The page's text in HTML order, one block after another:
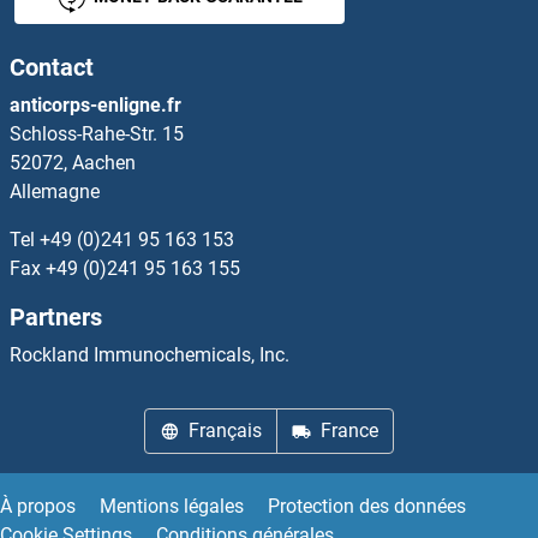
Chemokine (C-X-C Motif) Receptor 4 Anticorps
CHERP Anticorps
CHGB Anticorps
CHI3L1 Anticorps
CHI3L2 Anticorps
CHI3L3 Anticorps
CHIC2 Anticorps
Contact
anticorps-enligne.fr
Schloss-Rahe-Str. 15
52072, Aachen
Allemagne
Tel +49 (0)241 95 163 153
Fax +49 (0)241 95 163 155
Partners
Rockland Immunochemicals, Inc.
Français France
À propos Mentions légales
Protection des données